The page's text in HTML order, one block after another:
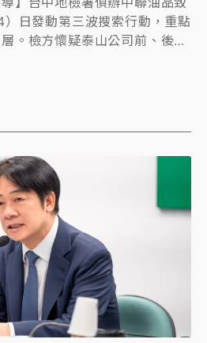
日發動第三波搜索行動，重點
。檢方懷疑泰山公司前、後任
疑似明知油品出包，卻為避免
證、串供之虞，已向法院聲請